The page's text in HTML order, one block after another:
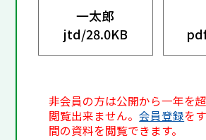
一太郎
jtd/28.0KB
非会員の方は公開から一年を
閲覧出来ません。会員登録を
間の資料を閲覧できます。